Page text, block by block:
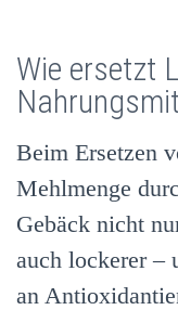
Wie ersetzt
Beim Ersetzen
Mehlmenge
Gebäck nicht
auch lockerer –
an